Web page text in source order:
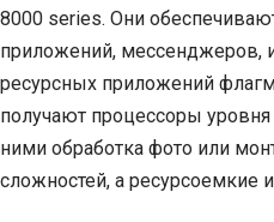
8000 series. Они
приложений, мессенджеров,
ресурсных приложений
получают процессоры уровня
ними обработка фото или
сложностей, а ресурсоемкие